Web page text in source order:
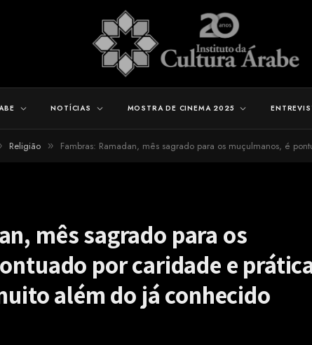
NOTÍCIAS MOSTRA DE CINEMA 2025
Religião » Fambras: Ramadan, mês sagrado para os muçulmanos, é pontuado por
mês sagrado para os
por caridade e
além do já conhecido